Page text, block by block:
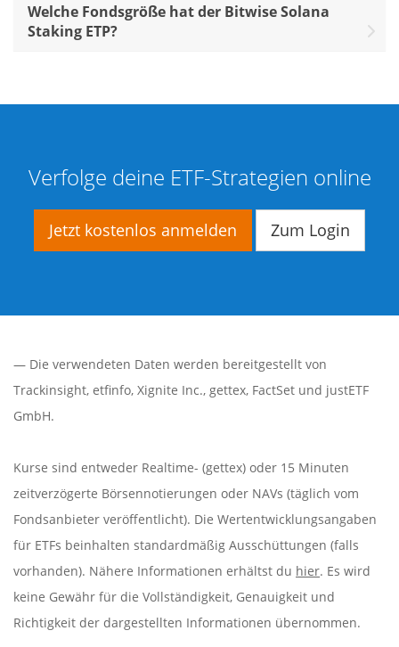
Welche Fondsgröße hat der Bitwise Solana
Staking ETP?
Verfolge deine ETF-Strategien online
Jetzt kostenlos anmelden Zum Login
— Die verwendeten Daten werden bereitgestellt von
Trackinsight, etfinfo, Xignite Inc., gettex, FactSet und justETF
GmbH.
Kurse sind entweder Realtime- (gettex) oder 15 Minuten
zeitverzögerte Börsennotierungen oder NAVs (täglich vom
Fondsanbieter veröffentlicht). Die Wertentwicklungsangaben
für ETFs beinhalten standardmäßig Ausschüttungen (falls
vorhanden). Nähere Informationen erhältst du hier. Es wird
keine Gewähr für die Vollständigkeit, Genauigkeit und
Richtigkeit der dargestellten Informationen übernommen.